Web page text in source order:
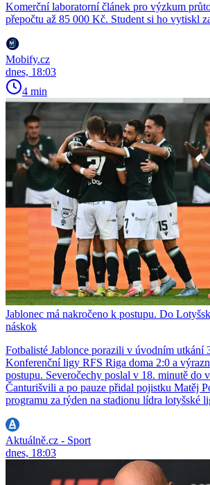
Komerční laboratorní článek pro výzkum
přepočtu až 85 000 Kč. Student si ho vytiskl
Mobify.cz
dnes, 18:03
4 min
Jablonec má nakročeno k postupu. Do
náskok
Fotbalisté Jablonce porazili v úvodním utkání
Konferenční ligy RFS Riga doma 2:0 a
postupu. Severočechy poslal v 18. minutě do
Čanturišvili a po pauze přidal pojistku Matěj
programu za týden na stadionu lídra lotyšské
Aktuálně.cz - Sport
dnes, 18:03